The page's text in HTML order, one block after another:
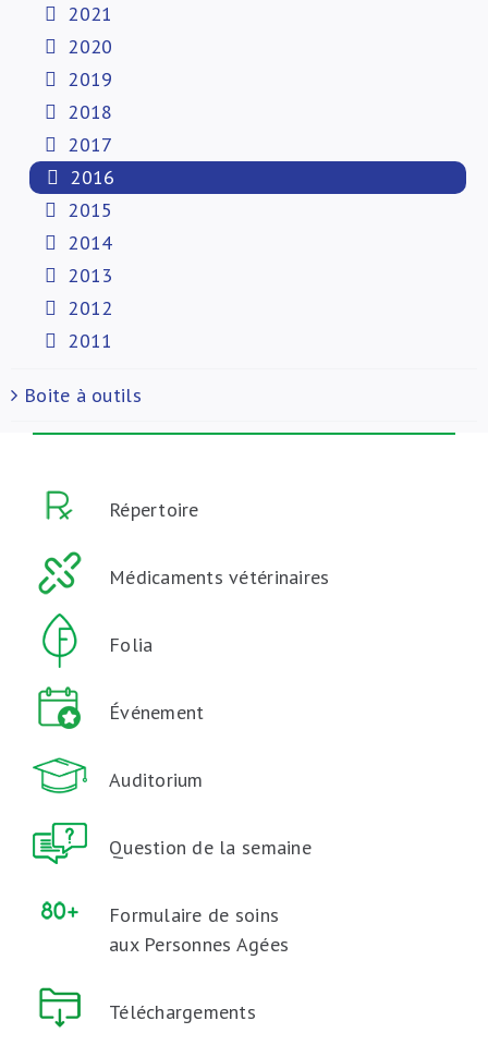
2021
2020
2019
2018
2017
2016
2015
2014
2013
2012
2011
Boite à outils
Répertoire
Médicaments vétérinaires
Folia
Événement
Auditorium
Question de la semaine
Formulaire de soins
aux Personnes Agées
Téléchargements